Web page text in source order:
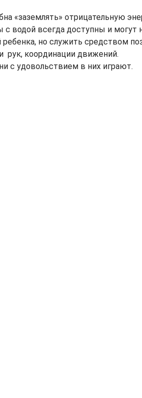
«заземлять» отрицательную
водой всегда доступны и могут
но служить средством
рук, координации движений.
с удовольствием в них играют.